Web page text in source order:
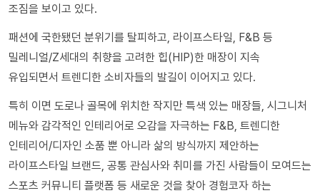
조짐을 보이고 있다.
패션에 국한됐던 분위기를 탈피하고, 라이프스타일, F&B 등
밀레니얼/Z세대의 취향을 고려한 힙(HIP)한 매장이 지속
유입되면서 트렌디한 소비자들의 발길이 이어지고 있다.
특히 이면 도로나 골목에 위치한 작지만 특색 있는 매장들, 시그니처
메뉴와 감각적인 인테리어로 오감을 자극하는 F&B, 트렌디한
인테리어/디자인 소품 뿐 아니라 삶의 방식까지 제안하는
라이프스타일 브랜드, 공통 관심사와 취미를 가진 사람들이 모여드는
스포츠 커뮤니티 플랫폼 등 새로운 것을 찾아 경험코자 하는